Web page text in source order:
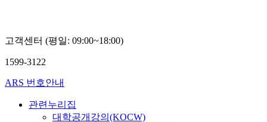
고객센터 (평일: 09:00~18:00)
1599-3122
ARS 번호안내
관련누리집
대학공개강의(KOCW)